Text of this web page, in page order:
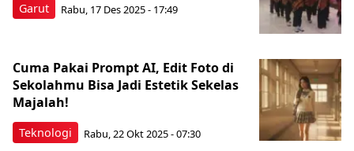
Garut Rabu, 17 Des 2025 - 17:49
Teknologi
Cuma Pakai Prompt AI, Edit Foto di
Sekolahmu Bisa Jadi Estetik Sekelas
Majalah!
Rabu, 22 Okt 2025 - 07:30